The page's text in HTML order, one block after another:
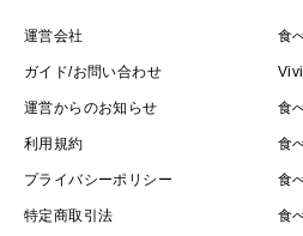
運営会社
ガイド/お問い合わせ
運営からのお知らせ
利用規約
プライバシーポリシー
特定商取引法
食
食
食
食
食